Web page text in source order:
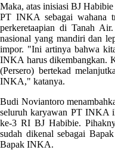
Maka, atas inisiasi BJ
PT INKA sebagai wahana
perkeretaapian di Tanah
nasional yang mandiri dan
impor. "Ini artinya bahwa
INKA harus dikembangkan.
(Persero) bertekad
INKA," katanya.
Budi Noviantoro
seluruh karyawan PT INKA
ke-3 RI BJ Habibie.
sudah dikenal sebagai
Bapak INKA.